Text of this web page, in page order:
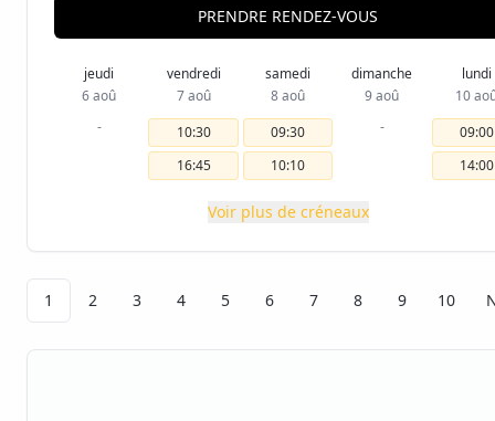
PRENDRE RENDEZ-VOUS
jeudi
6 aoû
-
vendredi
7 aoû
10:30
16:45
samedi
8 aoû
09:30
10:10
dimanche
9 aoû
-
lundi
10
09:00
14:00
Voir plus de créneaux
1 2 3 4 5 6 7 8 9 10